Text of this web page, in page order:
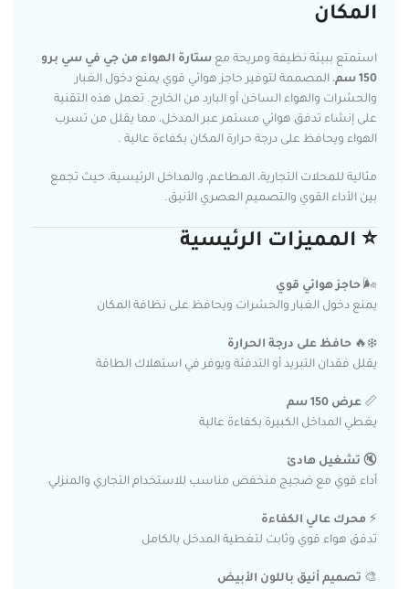
المكان
استمتع ببيئة نظيفة ومريحة مع ستارة الهواء من جي في سي برو
150 سم
، المصممة لتوفير حاجز هوائي قوي يمنع دخول الغبار
والحشرات والهواء الساخن أو البارد من الخارج. تعمل هذه التقنية
على إنشاء تدفق هوائي مستمر عبر المدخل، مما يقلل من تسرب
الهواء ويحافظ على درجة حرارة المكان بكفاءة عالية .
مثالية للمحلات التجارية، المطاعم، والمداخل الرئيسية، حيث تجمع
بين الأداء القوي والتصميم العصري الأنيق.
⭐ المميزات الرئيسية
🌬️ حاجز هوائي قوي
يمنع دخول الغبار والحشرات ويحافظ على نظافة المكان
❄️🔥 حافظ على درجة الحرارة
يقلل فقدان التبريد أو التدفئة ويوفر في استهلاك الطاقة
📏 عرض 150 سم
يغطي المداخل الكبيرة بكفاءة عالية
🔇 تشغيل هادئ
أداء قوي مع ضجيج منخفض مناسب للاستخدام التجاري والمنزلي
⚡ محرك عالي الكفاءة
تدفق هواء قوي وثابت لتغطية المدخل بالكامل
🎨 تصميم أنيق باللون الأبيض